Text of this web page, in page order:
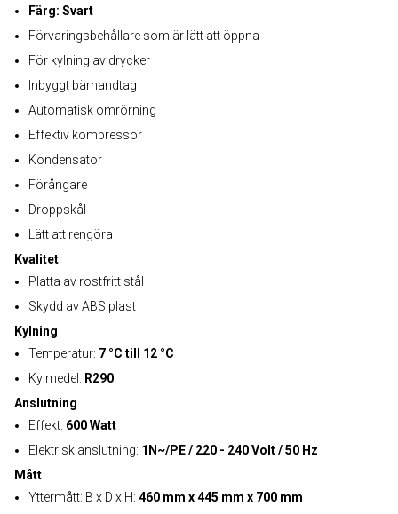
Färg: Svart
Förvaringsbehållare som är lätt att öppna
För kylning av drycker
Inbyggt bärhandtag
Automatisk omrörning
Effektiv kompressor
Kondensator
Förångare
Droppskål
Lätt att rengöra
Kvalitet
Platta av rostfritt stål
Skydd av ABS plast
Kylning
Temperatur: 7 °C till 12 °C
Kylmedel: R290
Anslutning
Effekt: 600 Watt
Elektrisk anslutning: 1N~/PE / 220 - 240 Volt / 50 Hz
Mått
Yttermått: B x D x H: 460 mm x 445 mm x 700 mm